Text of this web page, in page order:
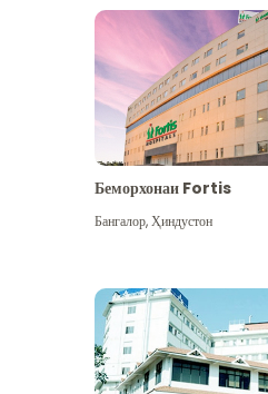
Беморхонаи Fortis
Бангалор,Ҳиндустон